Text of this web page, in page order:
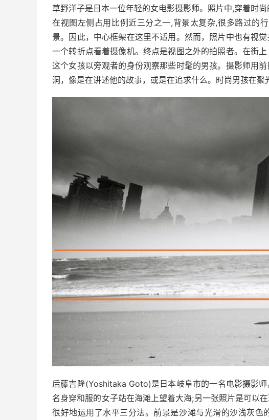
草野洋子是日本一位年轻的女电影摄影师。 照片中,穿着时
在视图左侧占用比例近三分之一,背景太复杂,很多路过的
景。 因此，中心框架在这里不适用。 然而，照片中也有视觉
一个转折点看着摄像机。 终点是视图之外的拍照者。在街上
这个女孩以旁观者的身份观察那些时髦的男孩。 摄影师用
洞，像是在讲述他的故事，或是在追求什么。 时尚男孩在聚
后藤吉隆(Yoshitaka Goto)是日本岐阜市的一名电影摄影师
名身穿和服的女子站在海滩上望着大海;另一张照片是可以
很好地运用了水平三分法。前景是沙滩与光滑的沙浅灰色